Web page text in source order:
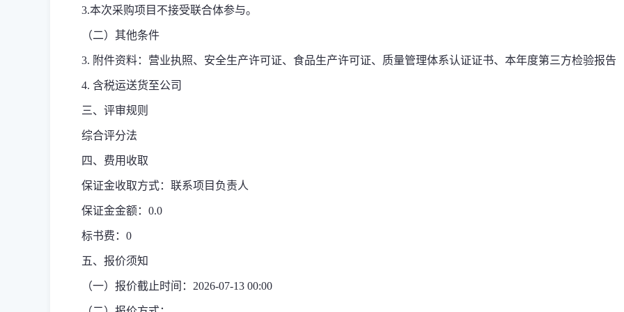
3.本次采购项目不接受联合体参与。
（二）其他条件
3. 附件资料：营业执照、安全生产许可证、食品生产许可证、质量管理体系认证证书、本年度第三方检验报告
4. 含税运送货至公司
三、评审规则
综合评分法
四、费用收取
保证金收取方式：联系项目负责人
保证金金额：0.0
标书费：0
五、报价须知
（一）报价截止时间：2026-07-13 00:00